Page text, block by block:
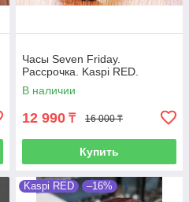
Часы Seven Friday.
Рассрочка. Kaspi RED.
В наличии
12 990 ₸ 16 000 ₸
Купить
Kaspi RED –16%